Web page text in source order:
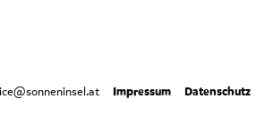
Impressum Datenschutz